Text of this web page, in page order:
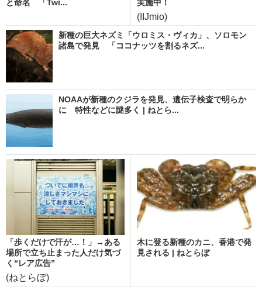
と命名 「Twi... 実施中！
(IIJmio)
新種の巨大ネズミ「ウロミス・ヴィカ」、ソロモン
諸島で発見 「ココナッツを割るネズ...
NOAAが新種のクジラを発見、遺伝子検査で明らか
に 特性などに謎多く | ねとら...
「歩くだけで汗が…！」→ある
場所で立ち止まった人だけ気づ
く“レア広告”
(ねとらぼ)
木に登る新種のカニ、香港で発
見される | ねとらぼ